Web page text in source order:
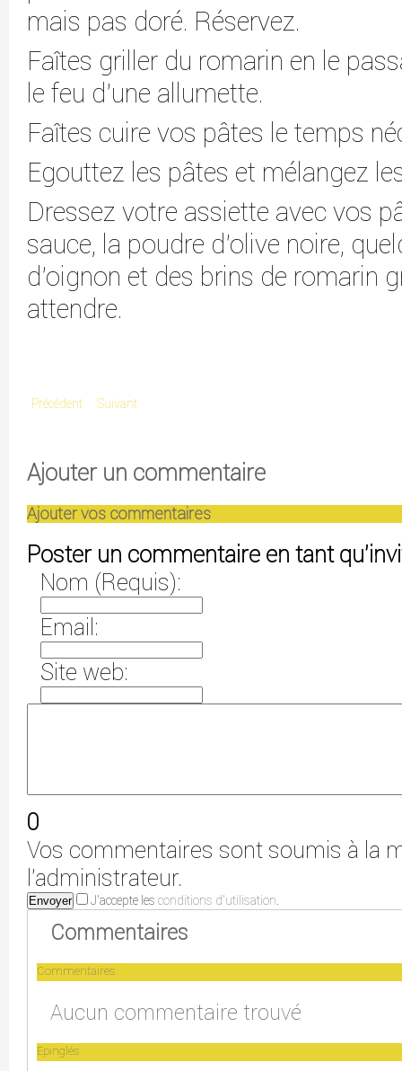
mais pas doré. Réservez.
Faîtes griller du romarin en le
le feu d'une allumette.
Faîtes cuire vos pâtes le temps
Egouttez les pâtes et mélangez
Dressez votre assiette avec vos
sauce, la poudre d'olive noire,
d'oignon et des brins de romarin
attendre.
Précédent Suivant
Ajouter un commentaire
Ajouter vos commentaires
Poster un commentaire en tant
Nom (Requis):
Email:
Site web:
0
Vos commentaires sont soumis à la
l'administrateur.
Envoyer J'accepte les conditions d'utilisation.
Commentaires
Commentaires
Aucun commentaire trouvé
Epinglés